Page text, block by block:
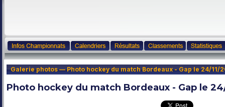
Galerie photos — Photo hockey du match Bordeaux - Gap le 24/11/
Photo hockey du match Bordeaux - Gap le 24/